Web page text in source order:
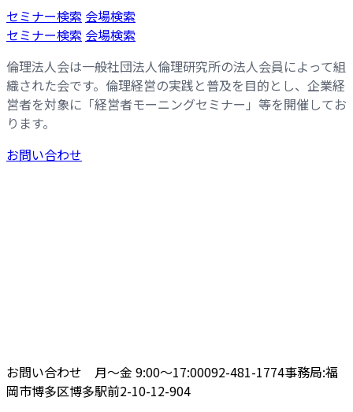
コ
ン
ン
ツ
へ
ス
キ
ッ
ナ
ビ
ー
シ
ョ
ン
に
移
セミナー検索 会場検索
セミナー検索 会場検索
倫理法人会は一般社団法人倫理研究所の法人会員によって組
織された会です。倫理経営の実践と普及を目的とし、企業経
営者を対象に「経営者モーニングセミナー」等を開催してお
ります。
お問い合わせ
お問い合わせ 月〜金 9:00〜17:00092-481-1774事務局:福
岡市博多区博多駅前2-10-12-904